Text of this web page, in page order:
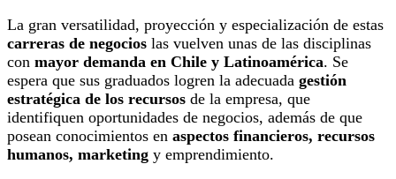
La gran versatilidad, proyección y especialización de estas
carreras de negocios las vuelven unas de las disciplinas
con mayor demanda en Chile y Latinoamérica. Se
espera que sus graduados logren la adecuada gestión
estratégica de los recursos de la empresa, que
identifiquen oportunidades de negocios, además de que
posean conocimientos en aspectos financieros, recursos
humanos, marketing y emprendimiento.